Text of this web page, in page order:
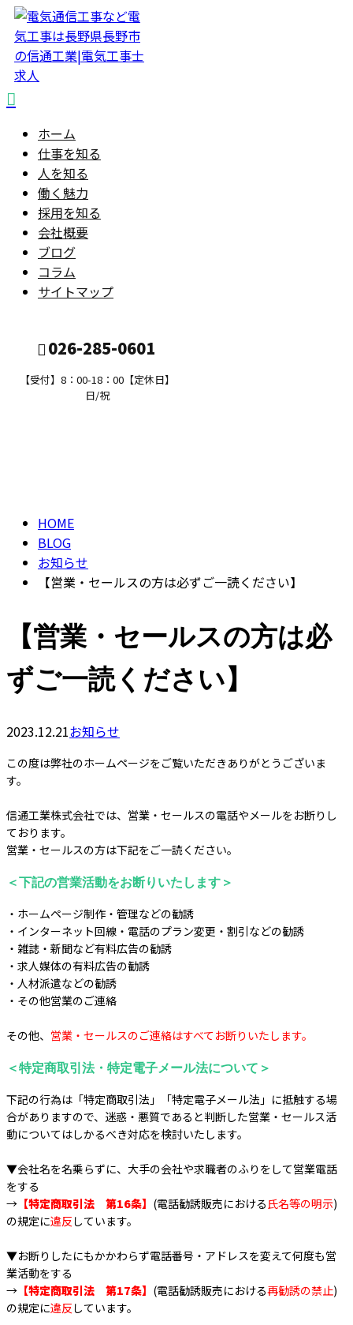
ホーム
仕事を知る
人を知る
働く魅力
採用を知る
会社概要
ブログ
コラム
サイトマップ
026-285-0601
【受付】8：00-18：00【定休日】
日/祝
HOME
BLOG
お知らせ
【営業・セールスの方は必ずご一読ください】
【営業・セールスの方は必
ずご一読ください】
2023.12.21お知らせ
この度は弊社のホームページをご覧いただきありがとうございま
す。
信通工業株式会社では、営業・セールスの電話やメールをお断りし
ております。
営業・セールスの方は下記をご一読ください。
＜下記の営業活動をお断りいたします＞
・ホームページ制作・管理などの勧誘
・インターネット回線・電話のプラン変更・割引などの勧誘
・雑誌・新聞など有料広告の勧誘
・求人媒体の有料広告の勧誘
・人材派遣などの勧誘
・その他営業のご連絡
その他、 営業・セールスのご連絡はすべてお断りいたします。
＜特定商取引法・特定電子メール法について＞
下記の行為は「特定商取引法」「特定電子メール法」に抵触する場
合がありますので、迷惑・悪質であると判断した営業・セールス活
動についてはしかるべき対応を検討いたします。
▼会社名を名乗らずに、大手の会社や求職者のふりをして営業電話
をする
→ 【特定商取引法 第16条】 (電話勧誘販売における 氏名等の明示)
の規定に違反 しています。
▼お断りしたにもかかわらず電話番号・アドレスを変えて何度も営
業活動をする
→ 【特定商取引法 第17条】 (電話勧誘販売における再勧誘の禁止)
の規定に違反 しています。